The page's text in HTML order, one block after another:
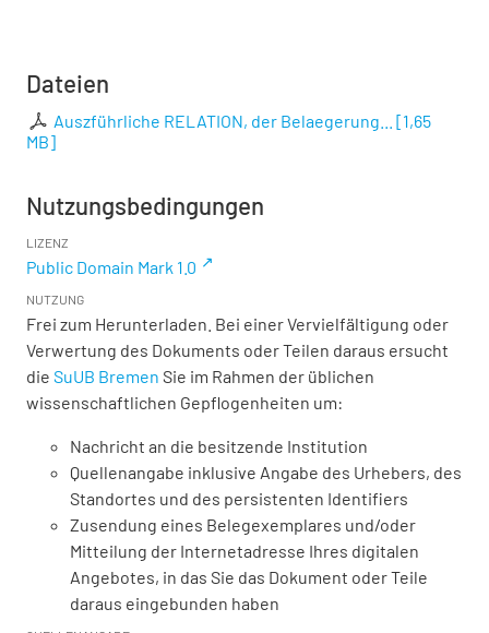
Dateien
Auszführliche RELATION, der Belaegerung... [1,65
MB]
Nutzungsbedingungen
LIZENZ
Public Domain Mark 1.0
NUTZUNG
Frei zum Herunterladen. Bei einer Vervielfältigung oder
Verwertung des Dokuments oder Teilen daraus ersucht
die SuUB Bremen Sie im Rahmen der üblichen
wissenschaftlichen Gepflogenheiten um:
Nachricht an die besitzende Institution
Quellenangabe inklusive Angabe des Urhebers, des
Standortes und des persistenten Identifiers
Zusendung eines Belegexemplares und/oder
Mitteilung der Internetadresse Ihres digitalen
Angebotes, in das Sie das Dokument oder Teile
daraus eingebunden haben